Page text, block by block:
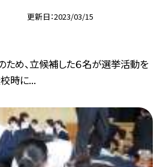
更新日 2023/03/15
め、立候補した６名が選挙活動を
校時に...